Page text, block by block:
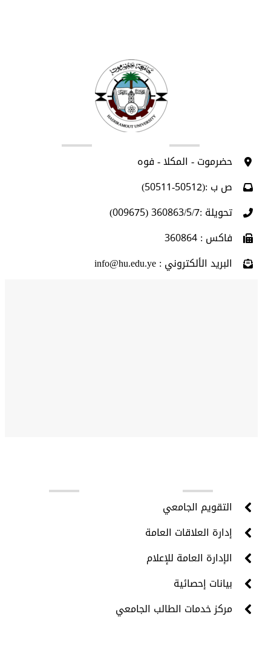
حضرموت - المكلا - فوه
ص ب :(50512-50511)
تحويلة :360863/5/7 (009675)
فاكس : 360864
البريد الألكتروني : info@hu.edu.ye
التقويم الجامعي
إدارة العلاقات العامة
الإدارة العامة للإعلام
بيانات إحصائية
مركز خدمات الطالب الجامعي